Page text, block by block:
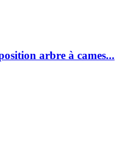
arbre à cames...